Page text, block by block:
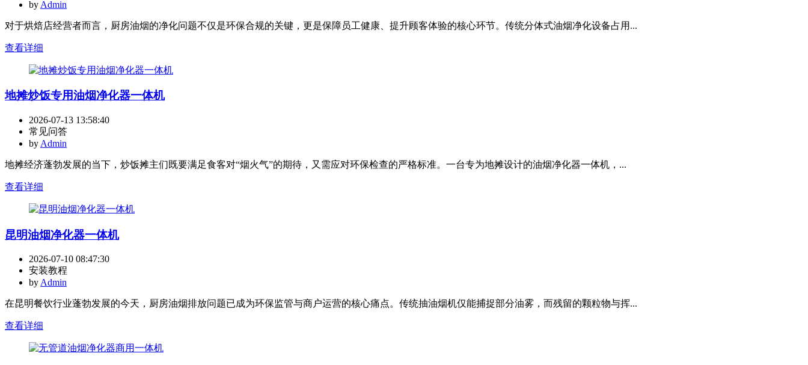
by Admin
对于烘焙店经营者而言，厨房油烟的净化问题不仅是环保合规的关键，更是保障员工健康、提升顾客体验的核心环节。传统分体式油烟净化设备占用...
查看详细
地摊炒饭专用油烟净化器一体机
2026-07-13 13:58:40
常见问答
by Admin
地摊经济蓬勃发展的当下，炒饭摊主们既要满足食客对“烟火气”的期待，又需应对环保检查的严格标准。一台专为地摊设计的油烟净化器一体机，...
查看详细
昆明油烟净化器一体机
2026-07-10 08:47:30
安装教程
byAdmin
在昆明餐饮行业蓬勃发展的今天，厨房油烟排放问题已成为环保监管与商户运营的核心痛点。传统抽油烟机仅能捕捉部分油雾，而残留的颗粒物与挥...
查看详细